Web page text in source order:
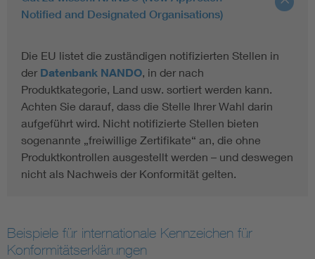
Notified and Designated Organisations)
Die EU listet die zuständigen notifizierten Stellen in
der Datenbank NANDO, in der nach
Produktkategorie, Land usw. sortiert werden kann.
Achten Sie darauf, dass die Stelle Ihrer Wahl darin
aufgeführt wird. Nicht notifizierte Stellen bieten
sogenannte „freiwillige Zertifikate“ an, die ohne
Produktkontrollen ausgestellt werden – und deswegen
nicht als Nachweis der Konformität gelten.
Beispiele für internationale Kennzeichen für
Konformitätserklärungen